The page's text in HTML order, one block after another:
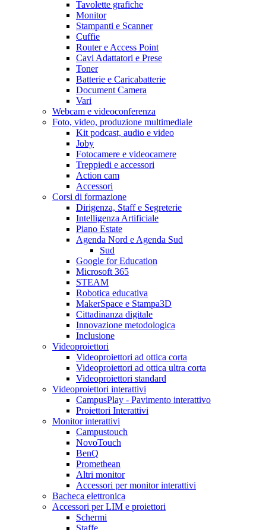
Tavolette grafiche
Monitor
Stampanti e Scanner
Cuffie
Router e Access Point
Cavi Adattatori e Prese
Toner
Batterie e Caricabatterie
Document Camera
Vari
Webcam e videoconferenza
Foto, video, produzione multimediale
Kit podcast, audio e video
Joby
Fotocamere e videocamere
Treppiedi e accessori
Action cam
Accessori
Corsi di formazione
Dirigenza, Staff e Segreterie
Intelligenza Artificiale
Piano Estate
Agenda Nord e Agenda Sud
Sud
Google for Education
Microsoft 365
STEAM
Robotica educativa
MakerSpace e Stampa3D
Cittadinanza digitale
Innovazione metodologica
Inclusione
Videoproiettori
Videoproiettori ad ottica corta
Videoproiettori ad ottica ultra corta
Videoproiettori standard
Videoproiettori interattivi
CampusPlay - Pavimento interattivo
Proiettori Interattivi
Monitor interattivi
Campustouch
NovoTouch
BenQ
Promethean
Altri monitor
Accessori per monitor interattivi
Bacheca elettronica
Accessori per LIM e proiettori
Schermi
Staffe